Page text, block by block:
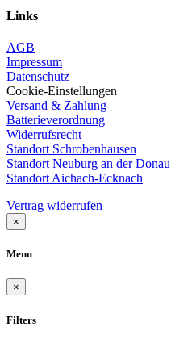
Links
AGB
Impressum
Datenschutz
Cookie-Einstellungen
Versand & Zahlung
Batterieverordnung
Widerrufsrecht
Standort Schrobenhausen
Standort Neuburg an der Donau
Standort Aichach-Ecknach
Vertrag widerrufen
×
Menu
×
Filters